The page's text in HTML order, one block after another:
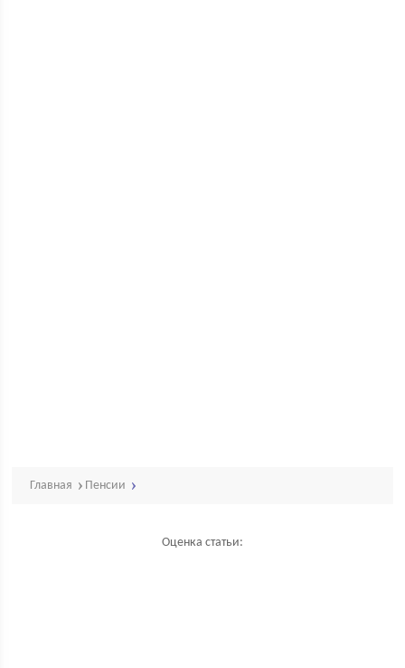
Главная Пенсии
Оценка статьи: